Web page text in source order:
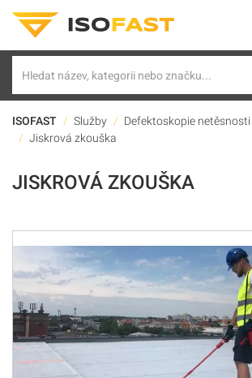
ISOFAST Služby
Defektoskopie netěsnosti
Jiskrová zkouška
JISKROVÁ ZKOUŠKA